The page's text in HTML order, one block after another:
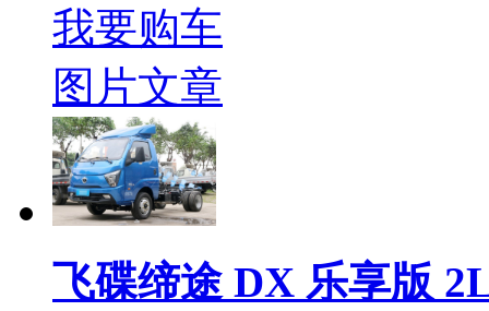
我要购车
图片文章
飞碟缔途 DX 乐享版